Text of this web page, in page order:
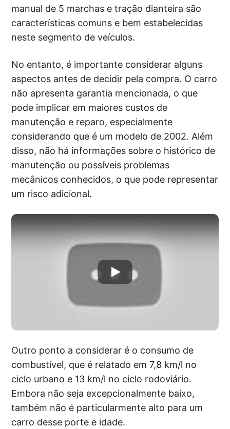
manual de 5 marchas e tração dianteira são
características comuns e bem estabelecidas
neste segmento de veículos.
No entanto, é importante considerar alguns
aspectos antes de decidir pela compra. O carro
não apresenta garantia mencionada, o que
pode implicar em maiores custos de
manutenção e reparo, especialmente
considerando que é um modelo de 2002. Além
disso, não há informações sobre o histórico de
manutenção ou possíveis problemas
mecânicos conhecidos, o que pode representar
um risco adicional.
Outro ponto a considerar é o consumo de
combustível, que é relatado em 7,8 km/l no
ciclo urbano e 13 km/l no ciclo rodoviário.
Embora não seja excepcionalmente baixo,
também não é particularmente alto para um
carro desse porte e idade.